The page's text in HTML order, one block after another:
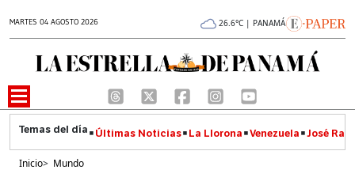
MARTES 04 AGOSTO 2026 26.6°C | PANAMÁ
Últimas Noticias La Llorona Venezuela José
Inicio> Mundo